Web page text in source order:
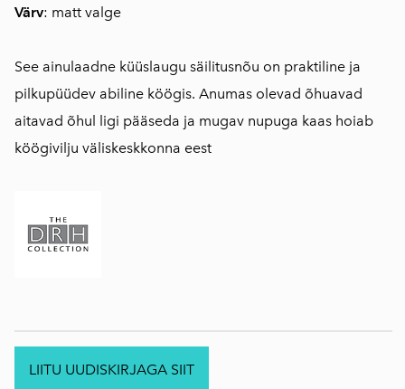
Värv: matt valge
See ainulaadne küüslaugu säilitusnõu on praktiline ja
pilkupüüdev abiline köögis. Anumas olevad õhuavad
aitavad õhul ligi pääseda ja mugav nupuga kaas hoiab
köögivilju väliskeskkonna eest
LIITU UUDISKIRJAGA SIIT